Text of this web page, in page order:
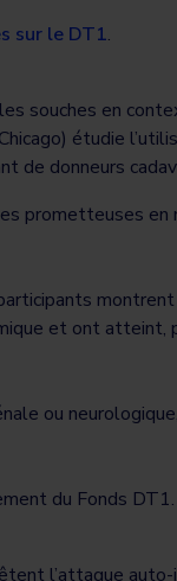
sur le DT1.
souches en
étudie
de donneurs
prometteuses en
et ont atteint,
ou
du Fonds DT1.
l’attaque auto-